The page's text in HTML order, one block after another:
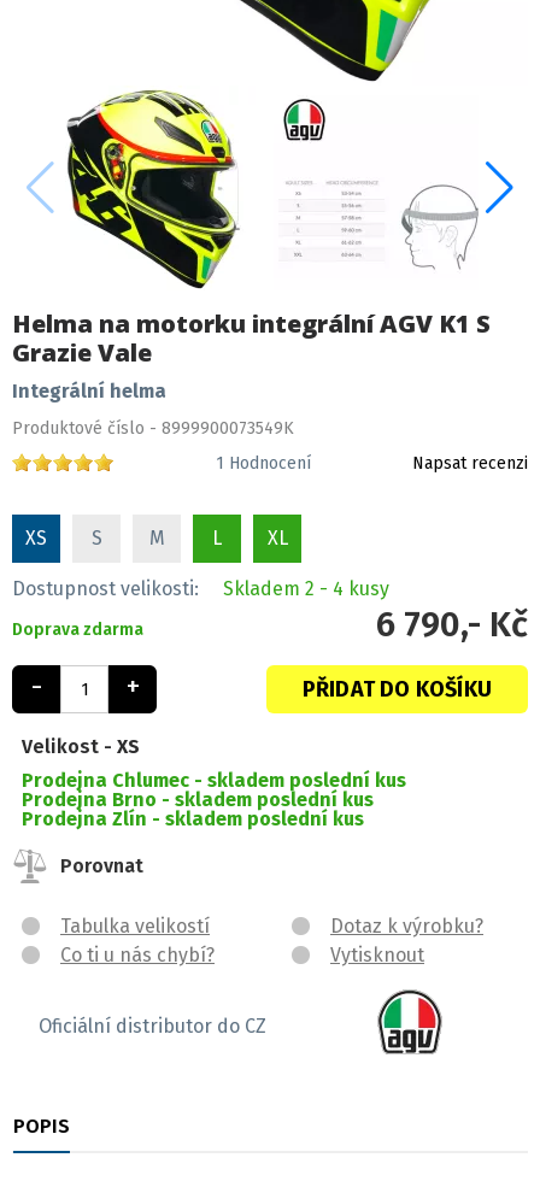
Helma na motorku integrální AGV K1 S
Grazie Vale
Integrální helma
Produktové číslo - 8999900073549K
1 Hodnocení Napsat recenzi
XS S M L XL
Dostupnost velikosti: Skladem 2 - 4 kusy
Doprava zdarma 6 790,- Kč
- + PŘIDAT DO KOŠÍKU
Velikost - XS
Prodejna Chlumec - skladem poslední kus
Prodejna Brno - skladem poslední kus
Prodejna Zlín - skladem poslední kus
Porovnat
Tabulka velikostí
Co ti u nás chybí?
Dotaz k výrobku?
Vytisknout
Oficiální distributor do CZ
POPIS